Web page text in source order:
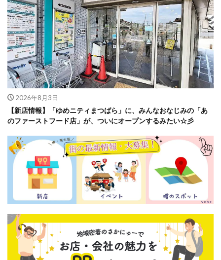
2026年8月3日
【新店情報】「ゆめニティまつばら」に、みんなおなじみの「あ
のファーストフード店」が、ついにオープンするみたい☆彡